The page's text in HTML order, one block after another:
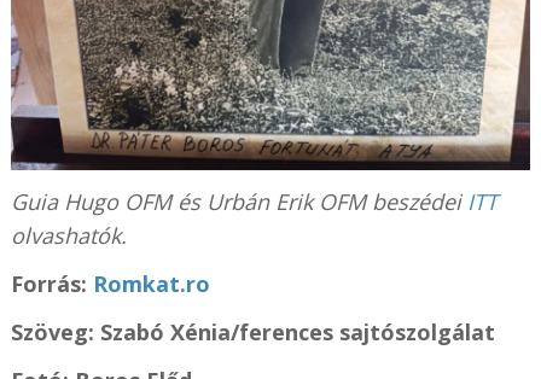
Guia Hugo OFM és Urbán Erik OFM beszédei ITT
olvashatók.
Forrás: Romkat.ro
Szöveg: Szabó Xénia/ferences sajtószolgálat